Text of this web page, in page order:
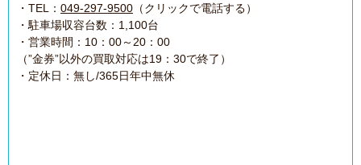
・TEL： 049-297-9500 （クリックで電話する）
・駐車場収容台数：1,100台
・営業時間：10：00～20：00
（”金券”以外の買取対応は19：30で終了）
・定休日：無し/365日年中無休